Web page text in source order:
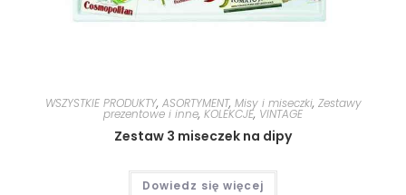
WSZYSTKIE PRODUKTY, ASORTYMENT, Misy i miseczki, Zestawy
prezentowe i inne, KOLEKCJE, VINTAGE
Zestaw 3 miseczek na dipy
Dowiedz się więcej